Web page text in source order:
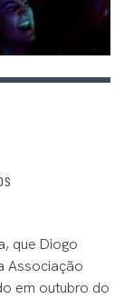
que Diogo
Associação
em outubro do